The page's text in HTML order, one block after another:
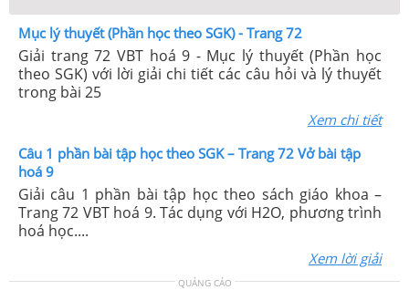
Mục lý thuyết (Phần học theo SGK) - Trang 72
Giải trang 72 VBT hoá 9 - Mục lý thuyết (Phần học
theo SGK) với lời giải chi tiết các câu hỏi và lý thuyết
trong bài 25
Xem chi tiết
Câu 1 phần bài tập học theo SGK – Trang 72 Vở bài tập
hoá 9
Giải câu 1 phần bài tập học theo sách giáo khoa –
Trang 72 VBT hoá 9. Tác dụng với H2O, phương trình
hoá học....
Xem lời giải
QUẢNG CÁO